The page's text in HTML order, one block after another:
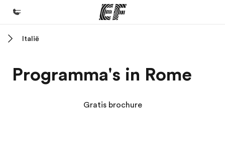
Programma's
Italië
Programma's in Rome
Gratis brochure